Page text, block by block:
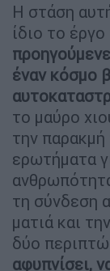
Η στάση
ίδιο το έργο
έναν κόσμο
το μαύρο
την παρακμή
ερωτήματα
τη σύνδεση
ματιά και
δύο
αφυπνίσει,